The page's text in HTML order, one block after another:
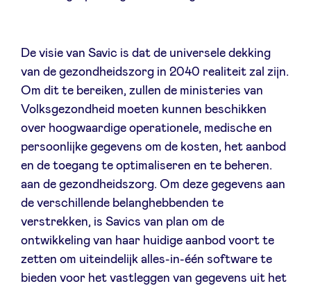
De visie van Savic is dat de universele dekking
van de gezondheidszorg in 2040 realiteit zal zijn.
Om dit te bereiken, zullen de ministeries van
Volksgezondheid moeten kunnen beschikken
over hoogwaardige operationele, medische en
persoonlijke gegevens om de kosten, het aanbod
en de toegang te optimaliseren en te beheren.
aan de gezondheidszorg. Om deze gegevens aan
de verschillende belanghebbenden te
verstrekken, is Savics van plan om de
ontwikkeling van haar huidige aanbod voort te
zetten om uiteindelijk alles-in-één software te
bieden voor het vastleggen van gegevens uit het